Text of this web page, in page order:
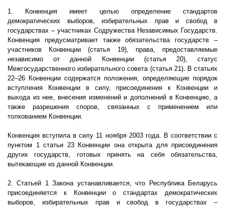
1. Конвенция имеет целью определение стандартов
демократических выборов, избирательных прав и свобод в
государствах – участниках Содружества Независимых Государств.
Конвенция предусматривает также обязательства государств –
участников Конвенции (статья 19), права, предоставляемые
независимо от данной Конвенции (статья 20), статус
Межгосударственного избирательного совета (статья 21). В статьях
22–26 Конвенции содержатся положения, определяющие порядок
вступления Конвенции в силу, присоединения к Конвенции и
выхода из нее, внесения изменений и дополнений в Конвенцию, а
также разрешения споров, связанных с применением или
толкованием Конвенции.
Конвенция вступила в силу 11 ноября 2003 года. В соответствии с
пунктом 1 статьи 23 Конвенции она открыта для присоединения
других государств, готовых принять на себя обязательства,
вытекающие из данной Конвенции.
2. Статьей 1 Закона устанавливается, что Республика Беларусь
присоединяется к Конвенции о стандартах демократических
выборов, избирательных прав и свобод в государствах –